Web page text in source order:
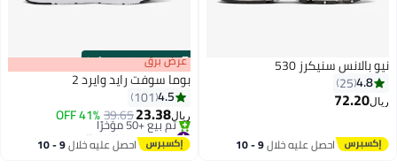
نيو بالانس سنيكرز 530
4.8
25
ريال72.20
احصل عليه خلال 9 - 10
00m:00s
·
100% Left عرض برق
بوما سوفت رايد وايرد 2
4.5
101
ريال23.38
39.65
41% OFF
#8 في سنيكرز رجالية منخفضة
بتخلّص بسرعة
تم بيع +50 مؤخرًا
احصل عليه خلال 9 - 10